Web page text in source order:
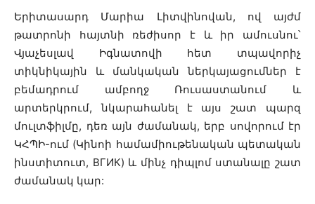
Երիտասարդ Մարիա Լիտվինովան, ով այժմ
թատրոնի հայտնի ռեժիսոր է և իր ամուսնու՝
Վյաչեսլավ Իգնատովի հետ տպավորիչ
տիկնիկային և մանկական ներկայացումներ է
բեմադրում ամբողջ Ռուսաստանում և
արտերկրում, նկարահանել է այս շատ պարզ
մուլտֆիլմը, դեռ այն ժամանակ, երբ սովորում էր
ԿՀՊԻ-ում (Կինոի համամիութենական պետական
ինստիտուտ, ВГИК) և մինչ դիպլոմ ստանալը շատ
ժամանակ կար: